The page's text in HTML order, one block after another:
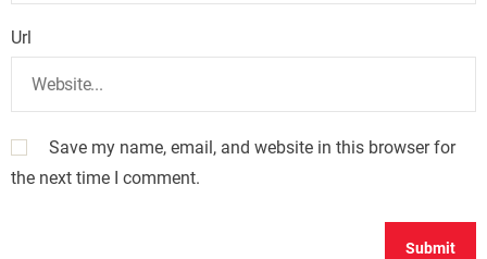
Url
Save my name, email, and website in this browser for
the next time I comment.